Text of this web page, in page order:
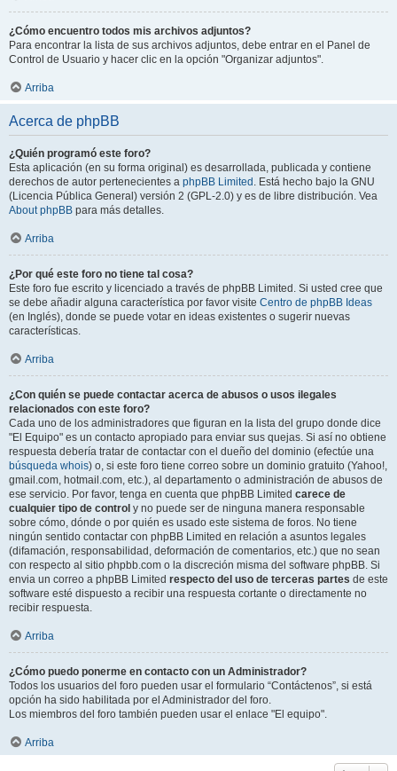
¿Cómo encuentro todos mis archivos adjuntos?
Para encontrar la lista de sus archivos adjuntos, debe entrar en el Panel de
Control de Usuario y hacer clic en la opción "Organizar adjuntos".
Arriba
Acerca de phpBB
¿Quién programó este foro?
Esta aplicación (en su forma original) es desarrollada, publicada y contiene
derechos de autor pertenecientes a phpBB Limited . Está hecho bajo la GNU
(Licencia Pública General) versión 2 (GPL-2.0) y es de libre distribución. Vea
About phpBB para más detalles.
Arriba
¿Por qué este foro no tiene tal cosa?
Este foro fue escrito y licenciado a través de phpBB Limited. Si usted cree que
se debe añadir alguna característica por favor visite Centro de phpBB Ideas
(en Inglés), donde se puede votar en ideas existentes o sugerir nuevas
características.
Arriba
¿Con quién se puede contactar acerca de abusos o usos ilegales
relacionados con este foro?
Cada uno de los administradores que figuran en la lista del grupo donde dice
"El Equipo" es un contacto apropiado para enviar sus quejas. Si así no obtiene
respuesta debería tratar de contactar con el dueño del dominio (efectúe una
búsqueda whois) o, si este foro tiene correo sobre un dominio gratuito (Yahoo!,
gmail.com, hotmail.com, etc.), al departamento o administración de abusos de
ese servicio. Por favor, tenga en cuenta que phpBB Limited carece de
cualquier tipo de control y no puede ser de ninguna manera responsable
sobre cómo, dónde o por quién es usado este sistema de foros. No tiene
ningún sentido contactar con phpBB Limited en relación a asuntos legales
(difamación, responsabilidad, deformación de comentarios, etc.) que no sean
con respecto al sitio phpbb.com o la discreción misma del software phpBB. Si
envia un correo a phpBB Limited respecto del uso de terceras partes de este
software esté dispuesto a recibir una respuesta cortante o directamente no
recibir respuesta.
Arriba
¿Cómo puedo ponerme en contacto con un Administrador?
Todos los usuarios del foro pueden usar el formulario “Contáctenos”, si está
opción ha sido habilitada por el Administrador del foro.
Los miembros del foro también pueden usar el enlace "El equipo".
Arriba